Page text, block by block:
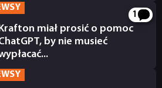
1
miał prosić o pomoc
by nie musieć